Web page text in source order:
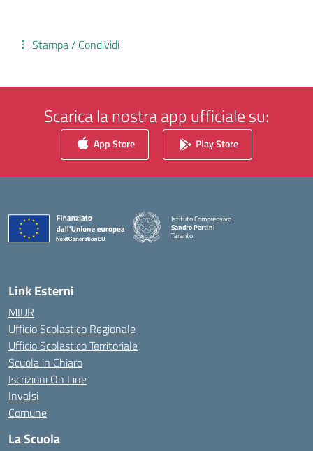
Stampa / Condividi
Scarica la nostra app ufficiale su:
App Store Play Store
Istituto Comprensivo
Sandro Pertini
Taranto
Link Esterni
MIUR
Ufficio Scolastico Regionale
Ufficio Scolastico Territoriale
Scuola in Chiaro
Iscrizioni On Line
Invalsi
Comune
La Scuola